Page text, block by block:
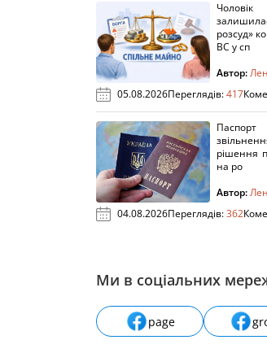
розсуд»
ВС у сп
Автор:
05.08.2026Переглядів:417
рішення
на ро
Автор:
04.08.2026Переглядів:362
Ми в соціальних
page